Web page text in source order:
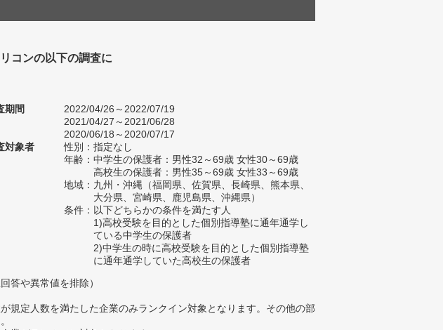
コンの以下の調査に
期間
2022/04/26～2022/07/19
2021/04/27～2021/06/28
2020/06/18～2020/07/17
対象者
性別：指定なし
年齢：中学生の保護者：男性32～69歳 女性30～69歳
高校生の保護者：男性35～69歳 女性33～69歳
地域：九州・沖縄（福岡県、佐賀県、長崎県、熊本県、
大分県、宮崎県、鹿児島県、沖縄県）
条件：以下どちらかの条件を満たす人
1)高校受験を目的とした個別指導塾に通年通学し
ている中学生の保護者
2)中学生の時に高校受験を目的とした個別指導塾
に通年通学していた高校生の保護者
答や異常値を排除）
定人数を満たした企業のみランクイン対象となります。その他の部